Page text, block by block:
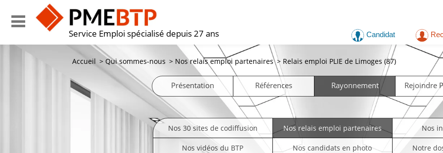
Service Emploi spécialisé depuis 27 ans Candidat
Accueil > Qui sommes-nous > Nos relais emploi partenaires > Relais emploi PLIE de Limoges (87)
Présentation Références Rayonnement Rejoindre
Nos 30 sites de codiffusion Nos relais emploi partenaires Nos
Nos vidéos du BTP Nos candidats en photo Notre